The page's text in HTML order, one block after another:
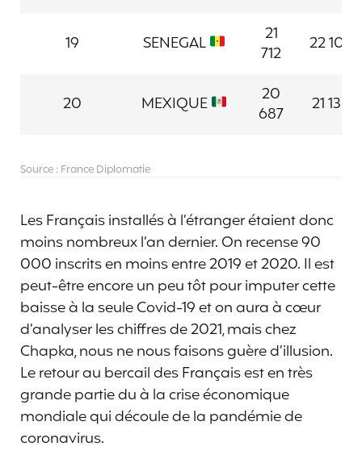
19 SENEGAL
21
712
22 104
20 MEXIQUE
20
687
21 136
Source : France Diplomatie
Les Français installés à l’étranger étaient donc
moins nombreux l’an dernier. On recense 90
000 inscrits en moins entre 2019 et 2020. Il est
peut-être encore un peu tôt pour imputer cette
baisse à la seule Covid-19 et on aura à cœur
d’analyser les chiffres de 2021, mais chez
Chapka, nous ne nous faisons guère d’illusion.
Le retour au bercail des Français est en très
grande partie du à la crise économique
mondiale qui découle de la pandémie de
coronavirus.